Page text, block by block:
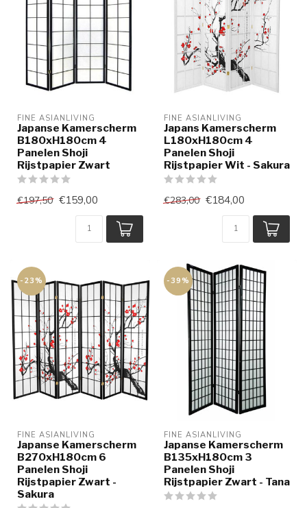
FINE ASIANLIVING
Japanse Kamerscherm
B180xH180cm 4
Panelen Shoji
Rijstpapier Zwart
€197,50 €159,00
FINE ASIANLIVING
Japans Kamerscherm
L180xH180cm 4
Panelen Shoji
Rijstpapier Wit - Sakura
€283,00 €184,00
-23%
FINE ASIANLIVING
Japanse Kamerscherm
B270xH180cm 6
Panelen Shoji
Rijstpapier Zwart -
Sakura
-39%
FINE ASIANLIVING
Japanse Kamerscherm
B135xH180cm 3
Panelen Shoji
Rijstpapier Zwart - Tana